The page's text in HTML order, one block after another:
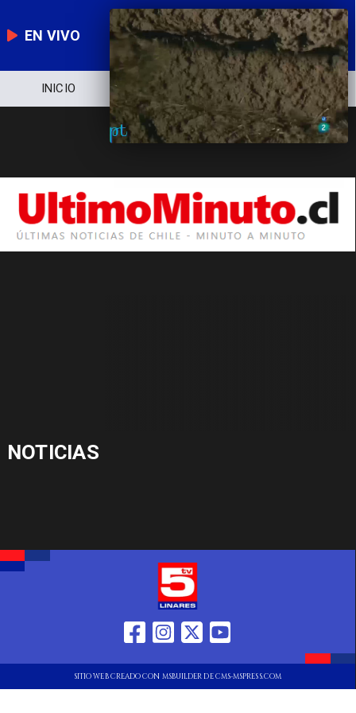
EN VIVO
INICIO NOTICIERO POLÍTICA
NOTICIAS
SITIO WEB CREADO CON MSBUILDER DE CMS-MSPRESS.COM